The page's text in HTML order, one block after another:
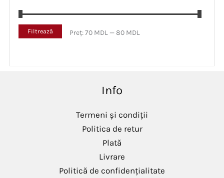
m
m
Filtrează Preț:70 MDL —80 MDL
Info
Termeni și condiții
Politica de retur
Plată
Livrare
Politică de confidențialitate